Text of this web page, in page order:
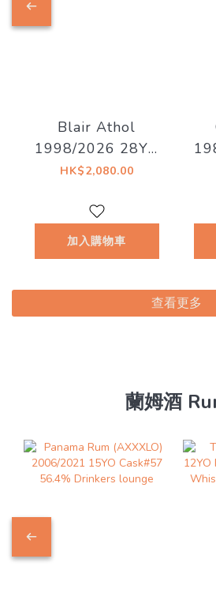
Blair Athol
1998/2026 28YO
52.8% Decadent
Drams
HK$2,080.00
加入購物車
查看更多
蘭姆酒